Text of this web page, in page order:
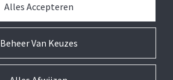
Beheer Van Keuzes
Alles Accepteren